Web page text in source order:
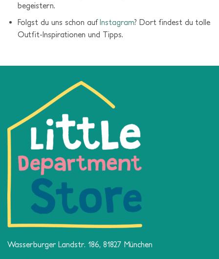
begeistern.
Folgst du uns schon auf Instagram? Dort findest du tolle
Outfit-Inspirationen und Tipps.
Wasserburger Landstr. 186, 81827 München